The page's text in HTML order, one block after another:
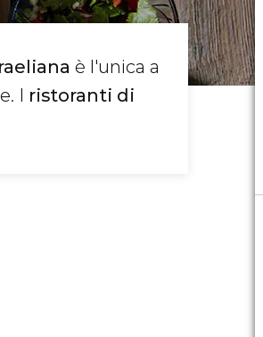
è l'unica a
I ristoranti di